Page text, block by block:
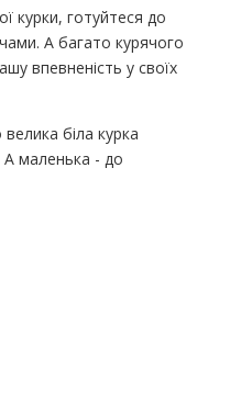
курки, готуйтеся до
А багато курячого
впевненість у своїх
біла курка
маленька - до